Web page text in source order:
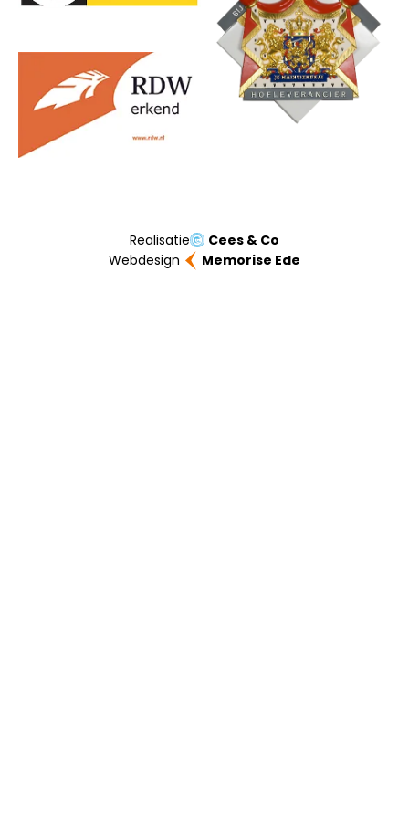
Realisatie
Cees & Co
Webdesign
Memorise Ede